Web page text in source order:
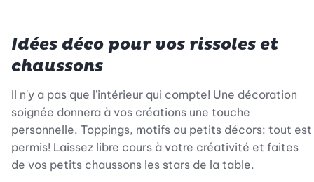
Idées déco pour vos rissoles et
chaussons
Il n'y a pas que l'intérieur qui compte! Une décoration
soignée donnera à vos créations une touche
personnelle. Toppings, motifs ou petits décors: tout est
permis! Laissez libre cours à votre créativité et faites
de vos petits chaussons les stars de la table.